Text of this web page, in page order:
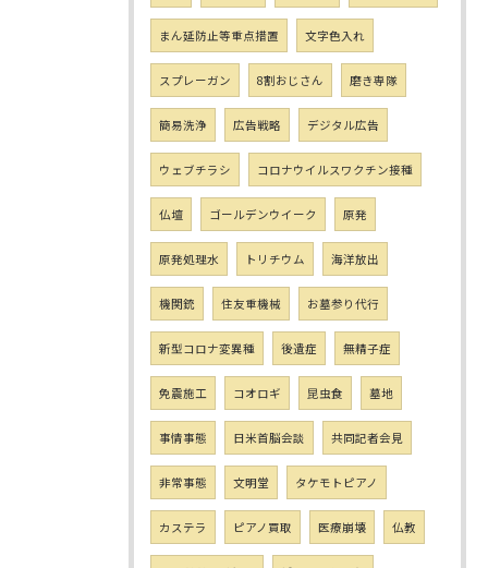
まん延防止等重点措置 文字色入れ
スプレーガン 8割おじさん 磨き専隊
簡易洗浄 広告戦略 デジタル広告
ウェブチラシ コロナウイルスワクチン接種
仏壇 ゴールデンウイーク 原発
原発処理水 トリチウム 海洋放出
機関銃 住友重機械 お墓参り代行
新型コロナ変異種 後遺症 無精子症
免震施工 コオロギ 昆虫食 墓地
事情事態 日米首脳会談 共同記者会見
非常事態 文明堂 タケモトピアノ
カステラ ピアノ買取 医療崩壊 仏教